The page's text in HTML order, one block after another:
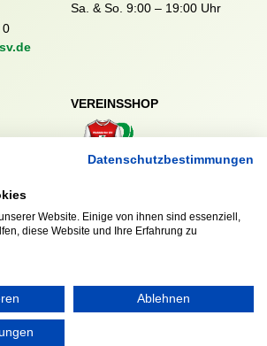
0
Sa. & So. 9:00 – 19:00 Uhr
VEREINSSHOP
Datenschutzbestimmungen
Website. Einige von ihnen sind essenziell,
diese Website und Ihre Erfahrung zu
Ablehnen